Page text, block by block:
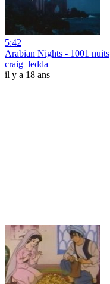
5:42
Arabian Nights - 1001 nuits
craig_ledda
il y a 18 ans